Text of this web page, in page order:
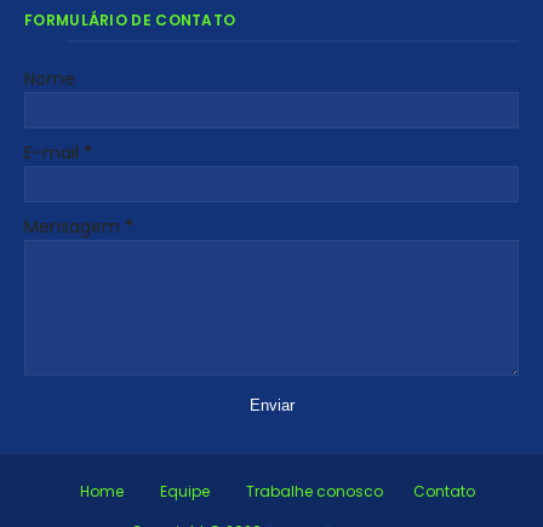
FORMULÁRIO DE CONTATO
Nome
E-mail *
Mensagem *
Home Equipe Trabalhe conosco
Contato